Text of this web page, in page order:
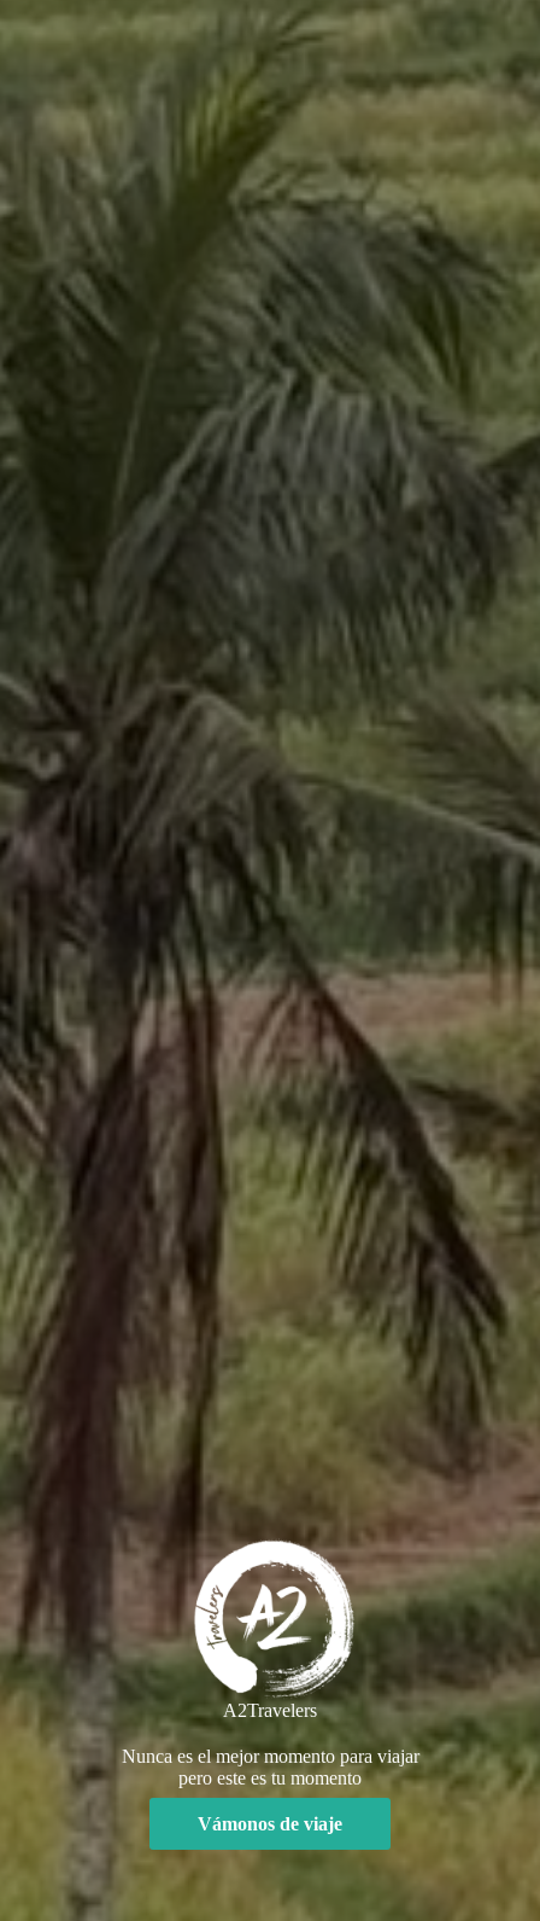
A2Travelers
Nunca es el mejor momento para viajar
pero este es tu momento
Vámonos de viaje